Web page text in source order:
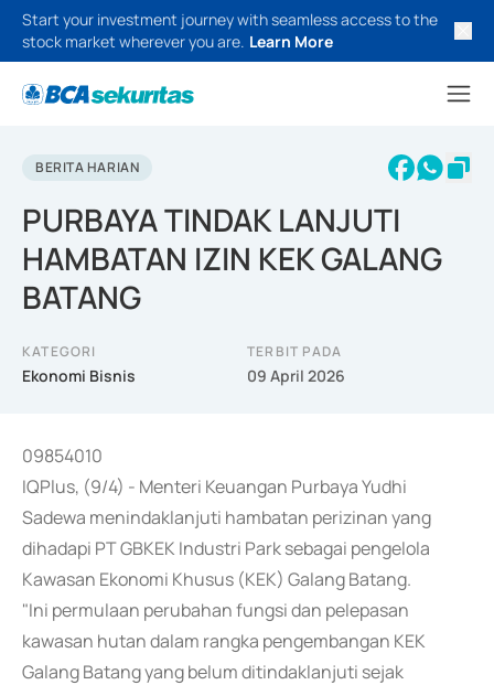
Start your investment journey with seamless access to the
stock market wherever you are. Learn More
BERITA HARIAN
PURBAYA TINDAK LANJUTI
HAMBATAN IZIN KEK GALANG
BATANG
KATEGORI
Ekonomi Bisnis
TERBIT PADA
09 April 2026
09854010
IQPlus, (9/4) - Menteri Keuangan Purbaya Yudhi
Sadewa menindaklanjuti hambatan perizinan yang
dihadapi PT GBKEK Industri Park sebagai pengelola
Kawasan Ekonomi Khusus (KEK) Galang Batang.
"Ini permulaan perubahan fungsi dan pelepasan
kawasan hutan dalam rangka pengembangan KEK
Galang Batang yang belum ditindaklanjuti sejak